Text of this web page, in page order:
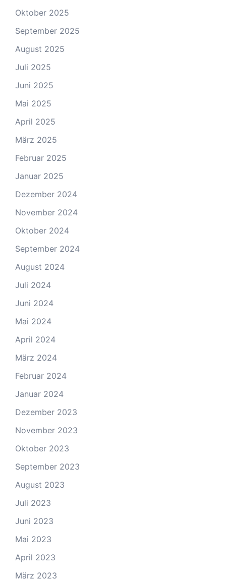
Oktober 2025
September 2025
August 2025
Juli 2025
Juni 2025
Mai 2025
April 2025
März 2025
Februar 2025
Januar 2025
Dezember 2024
November 2024
Oktober 2024
September 2024
August 2024
Juli 2024
Juni 2024
Mai 2024
April 2024
März 2024
Februar 2024
Januar 2024
Dezember 2023
November 2023
Oktober 2023
September 2023
August 2023
Juli 2023
Juni 2023
Mai 2023
April 2023
März 2023